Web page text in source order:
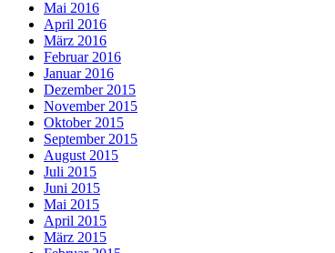
Mai 2016
April 2016
März 2016
Februar 2016
Januar 2016
Dezember 2015
November 2015
Oktober 2015
September 2015
August 2015
Juli 2015
Juni 2015
Mai 2015
April 2015
März 2015